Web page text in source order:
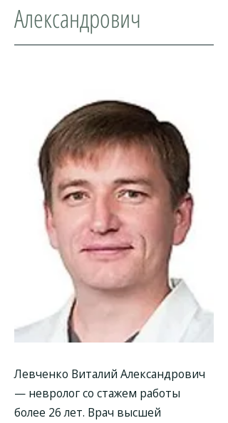
Александрович
Левченко Виталий Александрович
— невролог со стажем работы
более 26 лет. Врач высшей